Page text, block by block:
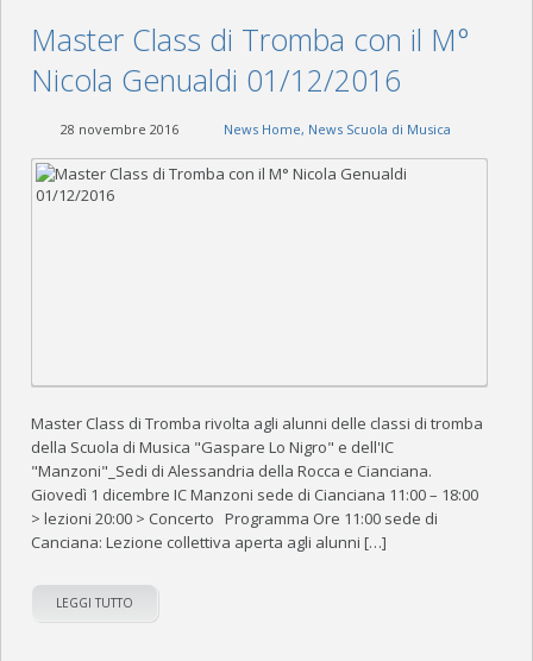
Master Class di Tromba con il M°
Nicola Genualdi 01/12/2016
28 novembre 2016 News Home, News Scuola di Musica
Master Class di Tromba rivolta agli alunni delle classi di tromba
della Scuola di Musica "Gaspare Lo Nigro" e dell'IC
"Manzoni"_Sedi di Alessandria della Rocca e Cianciana.
Giovedì 1 dicembre IC Manzoni sede di Cianciana 11:00 – 18:00
> lezioni 20:00 > Concerto Programma Ore 11:00 sede di
Canciana: Lezione collettiva aperta agli alunni […]
LEGGI TUTTO